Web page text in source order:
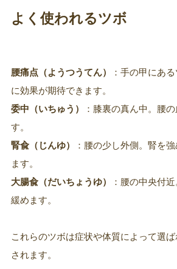
よく使われるツボ
腰痛点（ようつうてん）
：手の甲にあ
に効果が期待できます。
委中（いちゅう）
：膝裏の真ん中。腰
す。
腎兪（じんゆ）
：腰の少し外側。腎を
ます。
大腸兪（だいちょうゆ）
：腰の中央付
緩めます。
これらのツボは症状や体質によって選
されます。